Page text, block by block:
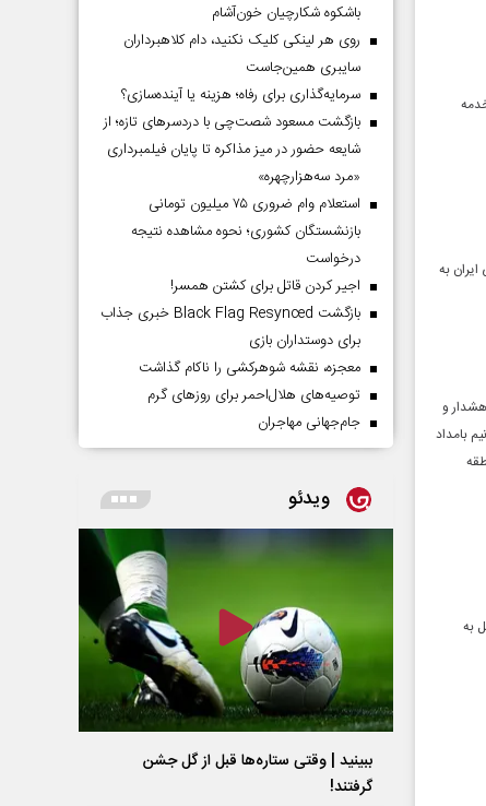
به
هشدار و
بامداد
به
باشکوه شکارچیان خون‌آشام
روی هر لینکی کلیک نکنید، دام کلاهبرداران
سایبری همین‌جاست
سرمایه‌گذاری برای رفاه؛ هزینه یا آینده‌سازی؟
بازگشت مسعود شصت‌چی با دردسر‌های تازه؛ از
شایعه حضور در میز مذاکره تا پایان فیلمبرداری
«مرد سه‌هزارچهره»
استعلام وام ضروری ۷۵ میلیون تومانی
بازنشستگان کشوری؛ نحوه مشاهده نتیجه
درخواست
اجیر کردن قاتل برای کشتن همسر!
بازگشت Black Flag Resynced خبری جذاب
برای دوستداران بازی
معجزه، نقشه شوهرکشی را ناکام گذاشت
توصیه‌های هلال‌احمر برای روز‌های گرم
جام‌جهانی مهاجران
ویدئو
ببینید | وقتی ستاره‌ها قبل از گل جشن
گرفتند!